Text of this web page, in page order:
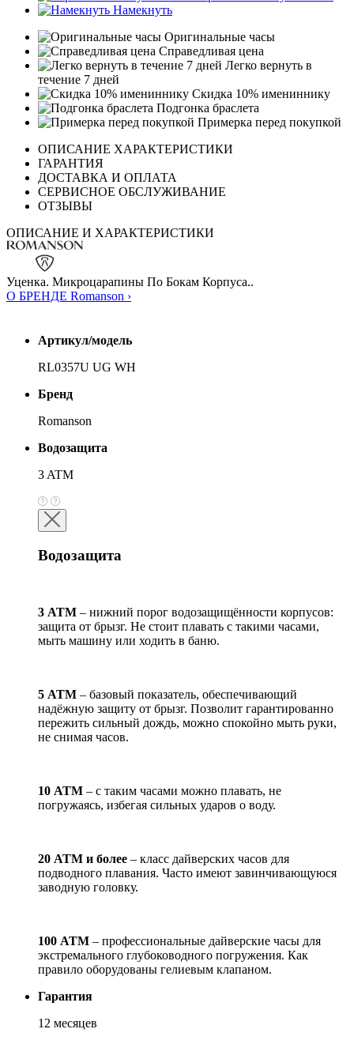
Намекнуть
Оригинальные часы
Справедливая цена
Легко вернуть в
течение 7 дней
Скидка 10% имениннику
Подгонка браслета
Примерка перед покупкой
ОПИСАНИЕ ХАРАКТЕРИСТИКИ
ГАРАНТИЯ
ДОСТАВКА И ОПЛАТА
СЕРВИСНОЕ ОБСЛУЖИВАНИЕ
ОТЗЫВЫ
ОПИСАНИЕ И ХАРАКТЕРИСТИКИ
Уценка. Микроцарапины По Бокам Корпуса..
О БРЕНДЕ Romanson ›
Артикул/модель
RL0357U UG WH
Бренд
Romanson
Водозащита
3 ATM
Водозащита
3 АТМ – нижний порог водозащищённости корпусов:
защита от брызг. Не стоит плавать с такими часами,
мыть машину или ходить в баню.
5 АТМ – базовый показатель, обеспечивающий
надёжную защиту от брызг. Позволит гарантированно
пережить сильный дождь, можно спокойно мыть руки,
не снимая часов.
10 АТМ – с таким часами можно плавать, не
погружаясь, избегая сильных ударов о воду.
20 АТМ и более – класс дайверских часов для
подводного плавания. Часто имеют завинчивающуюся
заводную головку.
100 АТМ – профессиональные дайверские часы для
экстремального глубоководного погружения. Как
правило оборудованы гелиевым клапаном.
Гарантия
12 месяцев